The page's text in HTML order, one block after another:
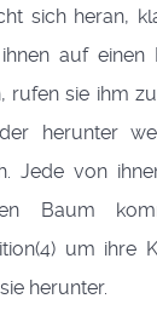
sich heran,
auf einen
rufen sie ihm
herunter
Jede von
Baum
um ihre
herunter.